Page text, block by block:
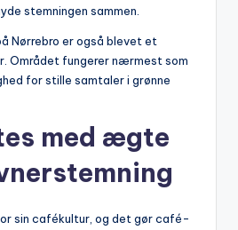
stemningen sammen.
Nørrebro er også blevet et
Området fungerer nærmest som
for stille samtaler i grønne
med ægte
sin cafékultur, og det gør café-